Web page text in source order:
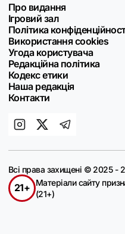
Про видання
Ігровий зал
Політика
Використання cookies
Угода користувача
Редакційна політика
Кодекс етики
Наша редакція
Контакти
Всі права захищені © 2025
21+
Матеріали сайту
(21+)